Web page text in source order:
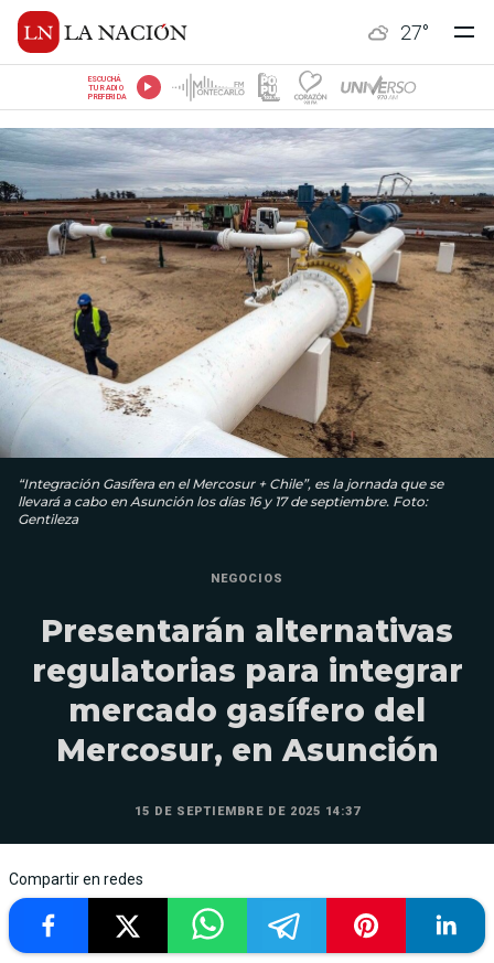
27°
ESCUCHÁ
TU RADIO
PREFERIDA
“Integración Gasífera en el Mercosur + Chile”, es la jornada que se
llevará a cabo en Asunción los días 16 y 17 de septiembre. Foto:
Gentileza
NEGOCIOS
Presentarán alternativas
regulatorias para integrar
mercado gasífero del
Mercosur, en Asunción
15 DE SEPTIEMBRE DE 2025 14:37
Compartir en redes